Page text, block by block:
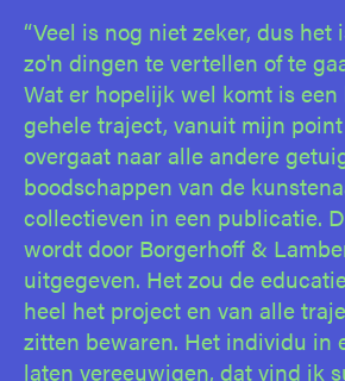
“Veel is nog niet zeker, dus het
zo'n dingen te vertellen of te
Wat er hopelijk wel komt is
gehele traject, vanuit mijn
overgaat naar alle andere
boodschappen van de
collectieven in een publicatie.
wordt door Borgerhoff &
uitgegeven. Het zou de
heel het project en van alle
zitten bewaren. Het individu in
laten vereeuwigen, dat vind ik